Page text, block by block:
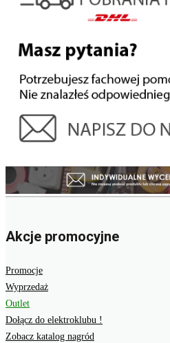
Akcje promocyjne
Promocje
Wyprzedaż
Outlet
Dołącz do elektroklubu !
Zobacz katalog nagród